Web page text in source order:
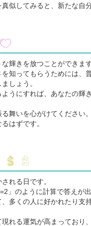
似してみると、新たな自
輝きを放つことができま
知ってもらうためには、
しょう。
うにすれば、あなたの輝
舞いを心がけてください
はずです。
れる日です。
」のように計算で答えが
多くの人に好かれたり
れる運気が高まっており